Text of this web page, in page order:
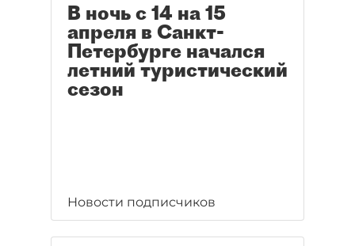
В ночь с 14 на 15
апреля в Санкт-
Петербурге начался
летний туристический
сезон
Новости подписчиков